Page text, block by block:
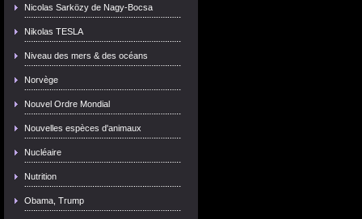
Nicolas Sarközy de Nagy-Bocsa
Nikolas TESLA
Niveau des mers & des océans
Norvège
Nouvel Ordre Mondial
Nouvelles espèces d'animaux
Nucléaire
Nutrition
Obama, Trump